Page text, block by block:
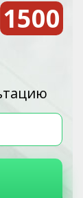
1500